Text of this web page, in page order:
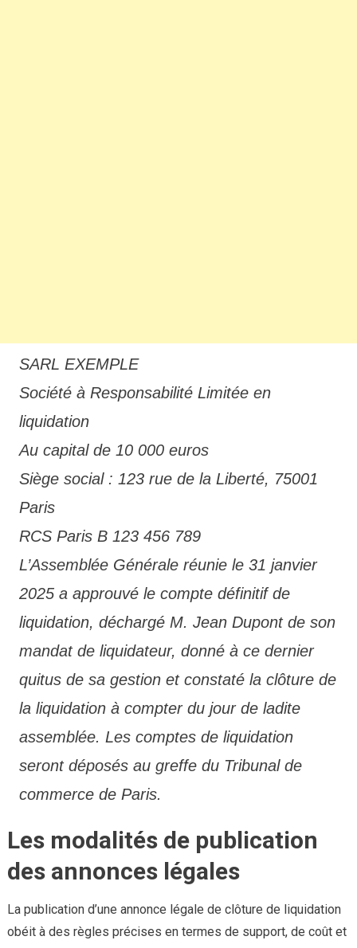
SARL EXEMPLE
Société à Responsabilité Limitée en
liquidation
Au capital de 10 000 euros
Siège social : 123 rue de la Liberté, 75001
Paris
RCS Paris B 123 456 789
L’Assemblée Générale réunie le 31 janvier
2025 a approuvé le compte définitif de
liquidation, déchargé M. Jean Dupont de son
mandat de liquidateur, donné à ce dernier
quitus de sa gestion et constaté la clôture de
la liquidation à compter du jour de ladite
assemblée. Les comptes de liquidation
seront déposés au greffe du Tribunal de
commerce de Paris.
Les modalités de publication
des annonces légales
La publication d’une annonce légale de clôture de liquidation
obéit à des règles précises en termes de support, de coût et